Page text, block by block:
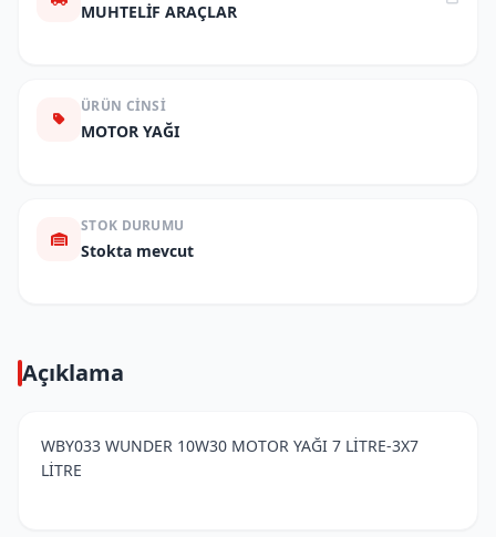
MUHTELİF ARAÇLAR
ÜRÜN CINSI
MOTOR YAĞI
STOK DURUMU
Stokta mevcut
Açıklama
WBY033 WUNDER 10W30 MOTOR YAĞI 7 LİTRE-3X7
LİTRE